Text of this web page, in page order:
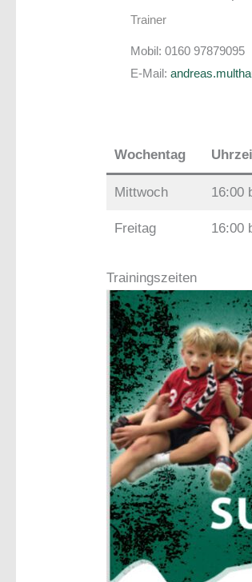
Trainer
Mobil: 0160 97879095
E-Mail:
Wochentag
Mittwoch 16:00
Freitag 16:00
Trainingszeiten